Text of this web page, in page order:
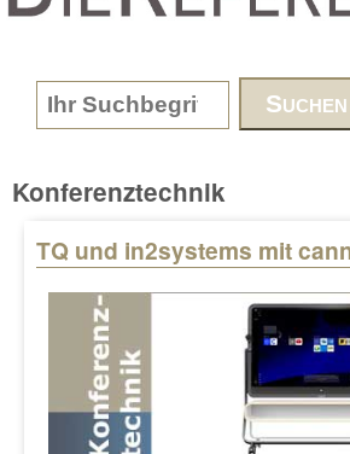
Search form
Konferenztechnik
TQ und in2systems mit
Pages